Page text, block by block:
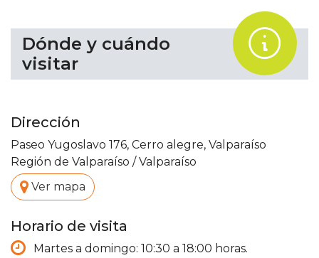
Dónde y cuándo
visitar
.
Dirección
Paseo Yugoslavo 176, Cerro alegre, Valparaíso
Región de Valparaíso / Valparaíso
. Ver mapa
Horario de visita
Martes a domingo: 10:30 a 18:00 horas.